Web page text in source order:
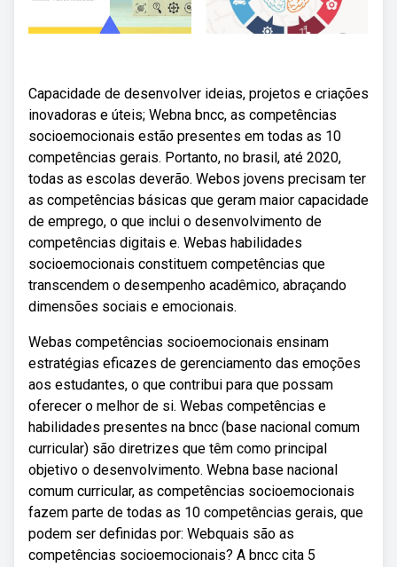
Capacidade de desenvolver ideias, projetos e criações
inovadoras e úteis; Webna bncc, as competências
socioemocionais estão presentes em todas as 10
competências gerais. Portanto, no brasil, até 2020,
todas as escolas deverão. Webos jovens precisam ter
as competências básicas que geram maior capacidade
de emprego, o que inclui o desenvolvimento de
competências digitais e. Webas habilidades
socioemocionais constituem competências que
transcendem o desempenho acadêmico, abraçando
dimensões sociais e emocionais.
Webas competências socioemocionais ensinam
estratégias eficazes de gerenciamento das emoções
aos estudantes, o que contribui para que possam
oferecer o melhor de si. Webas competências e
habilidades presentes na bncc (base nacional comum
curricular) são diretrizes que têm como principal
objetivo o desenvolvimento. Webna base nacional
comum curricular, as competências socioemocionais
fazem parte de todas as 10 competências gerais, que
podem ser definidas por: Webquais são as
competências socioemocionais? A bncc cita 5